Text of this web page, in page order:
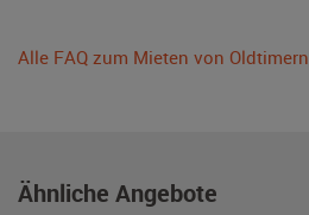
Alle FAQ zum Mieten von Oldtimern
Ähnliche Angebote